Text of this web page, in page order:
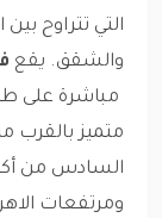
التي تتراوح
والشقق. يقع
مباشرة على
متميز بالقرب
السادس من
ومرتفعات